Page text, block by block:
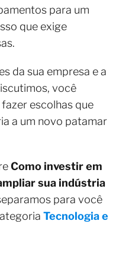
para um
que exige
da sua empresa e a
você
escolhas que
a um novo patamar
Como investir em
sua indústria
para você
Tecnologia e